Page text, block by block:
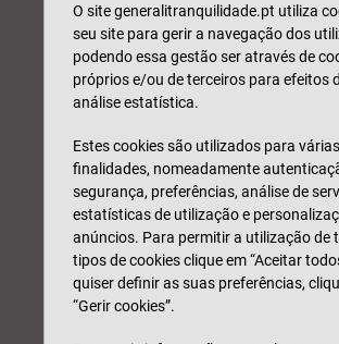
preciosos estão garantidos
cobertura de Furto ou Roubo.
Relativamente aos objetos de
arte, quadros e esculturas,
marca, antiguidades, objetos
com interesse museológico.
diz respeito a joias e objetos
incluem-se objetos que
composição, pedras ou metais
O site generalitranquilidade.pt utiliza
seu site para gerir a navegação dos
podendo essa gestão ser através de
próprios e/ou de terceiros para efeitos
análise estatística.
Estes cookies são utilizados para várias
finalidades, nomeadamente
segurança, preferências, análise de
estatísticas de utilização e
anúncios. Para permitir a utilização de
tipos de cookies clique em “Aceitar
quiser definir as suas preferências,
“Gerir cookies”.